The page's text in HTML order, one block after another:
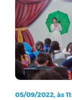
05/09/2022, às